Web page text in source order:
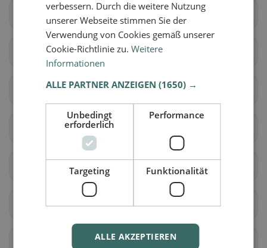
Aarberg Bargen (BE)
Grossaffoltern Kallnach
Kappelen Lyss
Rapperswil (BE) Schüpfen
Seedorf (BE) Aarwangen
Bannwil
verbessern. Durch die weitere Nutzung
unserer Webseite stimmen Sie der
Verwendung von Cookies gemäß unserer
Cookie-Richtlinie zu.Weitere
Informationen
ALLE PARTNER ANZEIGEN(1650) →
Unbedingt
erforderlich
Performance
Targeting Funktionalität
ALLE AKZEPTIEREN